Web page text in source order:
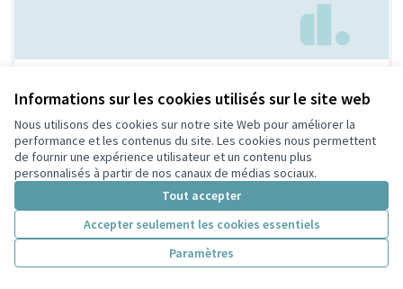
Informations sur les cookies utilisés sur le site web
Nous utilisons des cookies sur notre site Web pour améliorer la
performance et les contenus du site. Les cookies nous permettent
de fournir une expérience utilisateur et un contenu plus
personnalisés à partir de nos canaux de médias sociaux.
Tout accepter
Accepter seulement les cookies essentiels
Paramètres
et des religions
tri citoyen
GARRET-FLAUDY SALHI
0 0